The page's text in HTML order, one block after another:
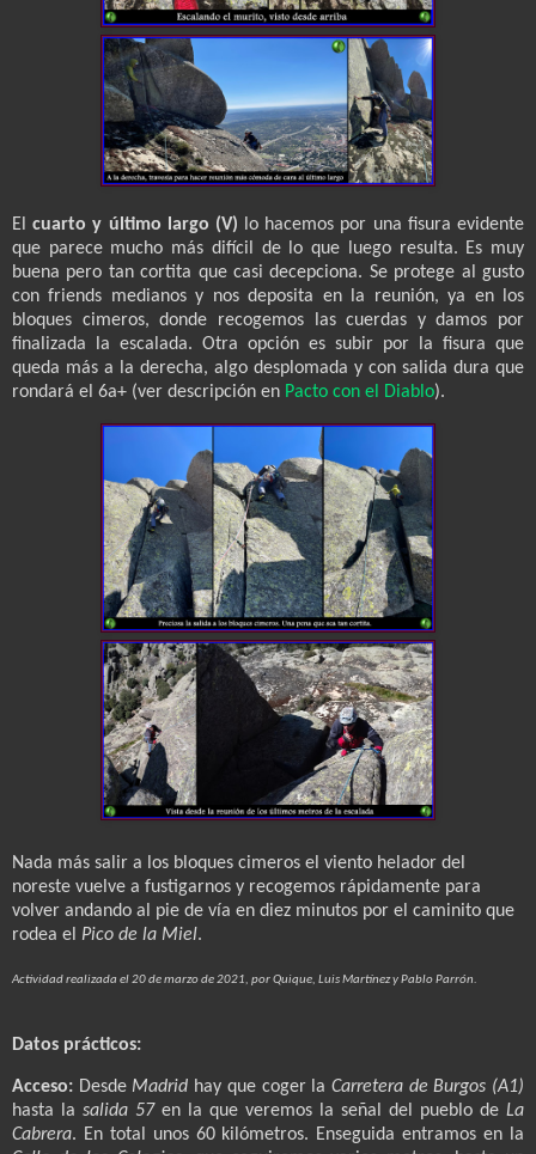
Elcuarto y último largo (V) lo hacemos por una fisura evidente
que parece mucho más difícil de lo que luego resulta. Es muy
buena pero tan cortita que casi decepciona. Se protege al gusto
con friends medianos y nos deposita en la reunión, ya en los
bloques cimeros, donde recogemos las cuerdas y damos por
finalizada la escalada. Otra opción es subir por la fisura que
queda más a la derecha, algo desplomada y con salida dura que
rondará el 6a+ (ver descripción en Pacto con el Diablo).
Nada más salir a los bloques cimeros el viento helador del
noreste vuelve a fustigarnos y recogemos rápidamente para
volver andando al pie de vía en diez minutos por el caminito que
rodea el Pico de la Miel.
Actividad realizada el 20 de marzo de 2021, por Quique, Luis Martínez y Pablo Parrón.
Datos prácticos:
Acceso: Desde Madrid hay que coger la Carreterade Burgos (A1)
hasta la salida 57 en la que veremos la señal del pueblo de La
Cabrera. En total unos 60 kilómetros. Enseguida entramos en la